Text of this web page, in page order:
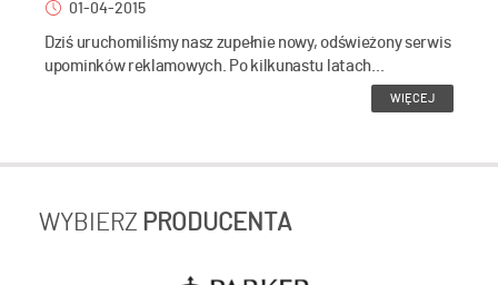
01-04-2015
Dziś uruchomiliśmy nasz zupełnie nowy, odświeżony serwis
upominków reklamowych. Po kilkunastu latach...
WIĘCEJ
WYBIERZ PRODUCENTA